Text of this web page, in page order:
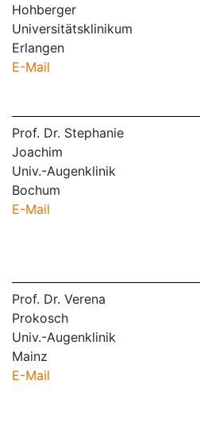
Hohberger
Universitätsklinikum
Erlangen
E-Mail
Prof. Dr. Stephanie
Joachim
Univ.-Augenklinik
Bochum
E-Mail
Prof. Dr. Verena
Prokosch
Univ.-Augenklinik
Mainz
E-Mail